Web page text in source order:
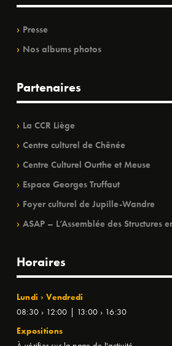
Presse
Nos albums photos
Partenaires
La CCR Liège
Centre culturel de Chênée
Centre Culturel Ourthe et Meuse
Espace Georges Truffaut
Foyer culturel de Jupille-Wandre
ASAP – L’Assemblée des Structures
Horaires
Lundi › Vendredi
08:30 › 12:00 | 13:00 › 16:30
Expositions